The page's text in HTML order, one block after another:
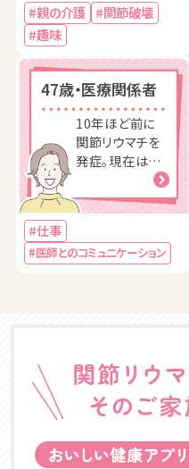
のもとで、治療
ち着き、新たな
趣味にも挑戦し
たい。
#親の介護 #関節破壊
#趣味
47歳・医療関係者
10年ほど前に
関節リウマチを
発症。現在は問
医診や産業医と
して働いてい
る。仕事がやり
けるモチベーシ
#仕事
#医師とのコミュニケーション